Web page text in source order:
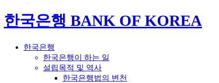
한국은행 BANK OF KOREA
한국은행
한국은행이 하는 일
설립목적 및 역사
한국은행법의 변천